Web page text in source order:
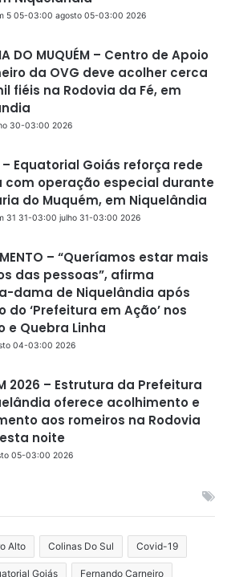
5 05-03:00 agosto 05-03:00 2026
DO MUQUÉM – Centro de Apoio
da OVG deve acolher cerca
fiéis na Rodovia da Fé, em
30-03:00 2026
– Equatorial Goiás reforça rede
com operação especial durante
do Muquém, em Niquelândia
31 31-03:00 julho 31-03:00 2026
– “Queríamos estar mais
das pessoas”, afirma
dama de Niquelândia após
do ‘Prefeitura em Ação’ nos
e Quebra Linha
04-03:00 2026
2026 – Estrutura da Prefeitura
oferece acolhimento e
aos romeiros na Rodovia
noite
05-03:00 2026
Alto Colinas Do Sul Covid-19
Goiás Fernando Carneiro